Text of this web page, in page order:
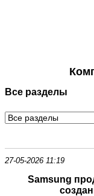
Все разделы
27-05-2026 11:19
Samsung